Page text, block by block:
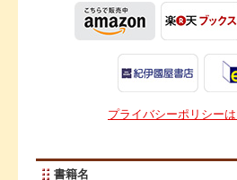
プライバシーポリシー
書籍名